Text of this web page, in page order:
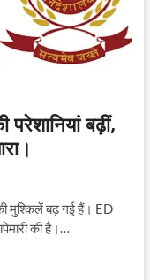
बढ़ीं,
मुश्किलें बढ़ गई हैं। ED
की है।…